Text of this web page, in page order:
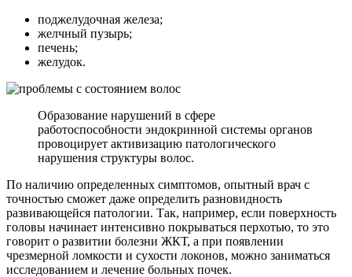
поджелудочная железа;
желчный пузырь;
печень;
желудок.
Образование нарушений в сфере
работоспособности эндокринной системы органов
провоцирует активизацию патологического
нарушения структуры волос.
По наличию определенных симптомов, опытный врач с
точностью сможет даже определить разновидность
развивающейся патологии. Так, например, если поверхность
головы начинает интенсивно покрываться перхотью, то это
говорит о развитии болезни ЖКТ, а при появлении
чрезмерной ломкости и сухости локонов, можно заниматься
исследованием и лечение больных почек.